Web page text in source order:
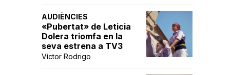
AUDIÈNCIES
«Pubertat» de Leticia
Dolera triomfa en la
seva estrena a TV3
Víctor Rodrigo